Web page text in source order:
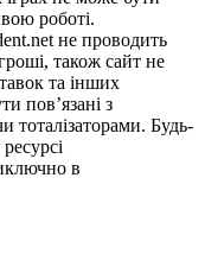
роботі.
не проводить
також сайт не
та інших
пов’язані з
тоталізаторами. Будь-
в